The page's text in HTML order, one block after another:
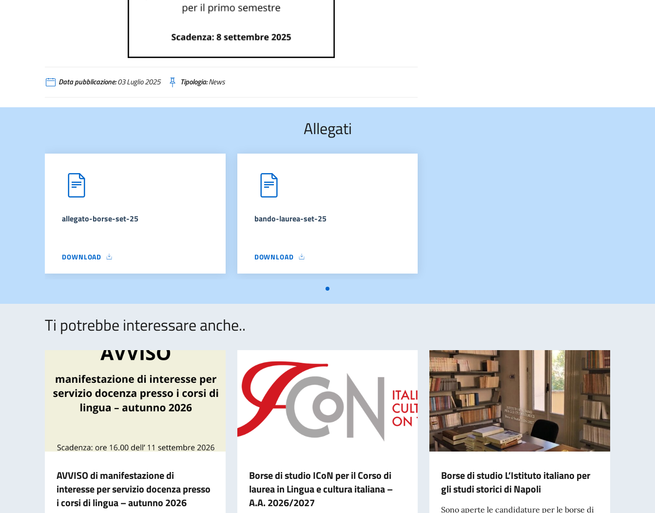
Data pubblicazione:03 Luglio 2025 Tipologia:News
Allegati
allegato-borse-set-25
DOWNLOAD
ALLEGATO-BORSE-SET-25
bando-laurea-set-25
DOWNLOAD
BANDO-LAUREA-SET-25
Ti potrebbe interessare anche..
AVVISO di manifestazione di
interesse per servizio docenza presso
i corsi di lingua – autunno 2026
Borse di studio ICoN per il Corso di
laurea in Lingua e cultura italiana –
A.A. 2026/2027
Borse di studio L’Istituto italiano per
gli studi storici di Napoli
Sono aperte le candidature per le borse di